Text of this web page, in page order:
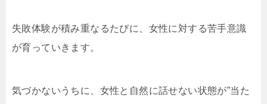
失敗体験が積み重なるたびに、女性に対する苦手意識
が育っていきます。
気づかないうちに、女性と自然に話せない状態が”当た